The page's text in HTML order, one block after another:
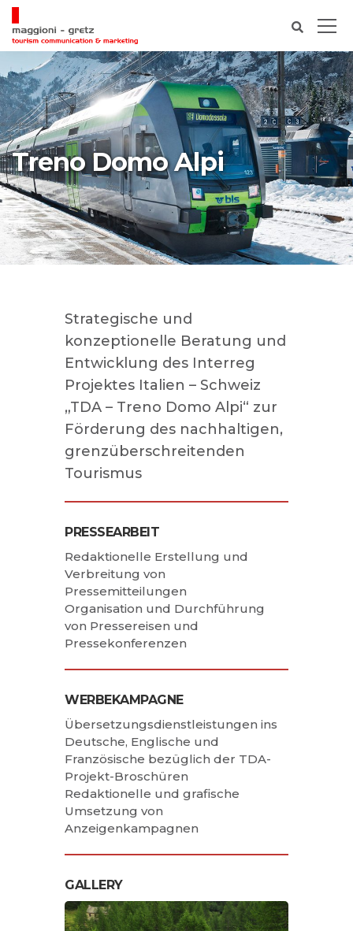
Treno Domo Alpi
Strategische und
konzeptionelle Beratung und
Entwicklung des Interreg
Projektes Italien – Schweiz
„TDA – Treno Domo Alpi“ zur
Förderung des nachhaltigen,
grenzüberschreitenden
Tourismus
PRESSEARBEIT
Redaktionelle Erstellung und
Verbreitung von
Pressemitteilungen
Organisation und Durchführung
von Pressereisen und
Pressekonferenzen
WERBEKAMPAGNE
Übersetzungsdienstleistungen ins
Deutsche, Englische und
Französische bezüglich der TDA-
Projekt-Broschüren
Redaktionelle und grafische
Umsetzung von
Anzeigenkampagnen
GALLERY